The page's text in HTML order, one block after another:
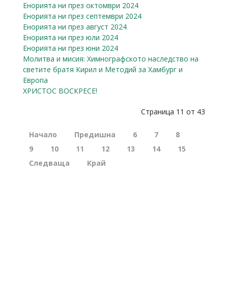
Енорията ни през октомври 2024
Енорията ни през септември 2024
Енорията ни през август 2024
Енорията ни през юли 2024
Енорията ни през юни 2024
Молитва и мисия: Химнографското наследство на
светите братя Кирил и Методий за Хамбург и
Европа
ХРИСТОС ВОСКРЕСЕ!
Страница 11 от 43
Начало Предишна 6 7
8
9
10 11 12 13 14
15
Следваща
Край